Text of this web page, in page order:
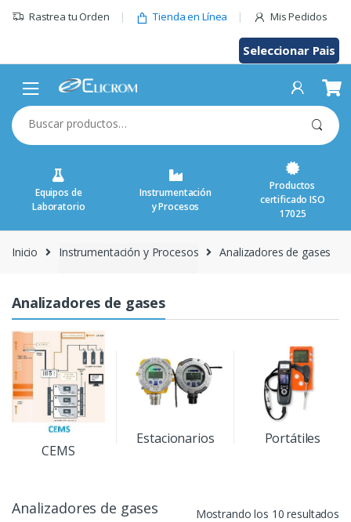
Rastrea tu Orden Tienda en Línea Mis Pedidos
Seleccionar Pais
Buscar
por:
Equipos de
Laboratorio
Instrumentación
y Procesos
Productos
certificado ISO
17025
Inicio Instrumentación y Procesos Analizadores de gases
Analizadores de gases
CEMS
Estacionarios Portátiles
Analizadores de gases Mostrando los 10 resultados